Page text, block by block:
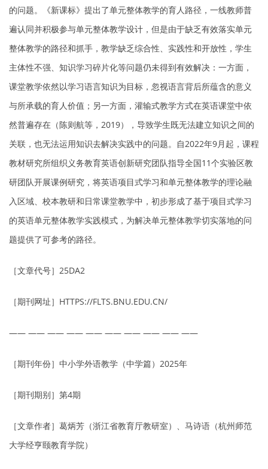
的问题。《新课标》提出了单元整体教学的育人路径，一线教师普
遍认同并积极参与单元整体教学设计，但是由于缺乏有效落实单元
整体教学的路径和抓手，教学缺乏综合性、实践性和开放性，学生
主体性不强、知识学习碎片化等问题仍未得到有效解决：一方面，
课堂教学依然以学习语言知识为目标，忽视语言背后所蕴含的意义
与所承载的育人价值；另一方面，灌输式教学方式在英语课堂中依
然普遍存在（陈则航等，2019），导致学生既无法建立知识之间的
关联，也无法运用知识去解决实践中的问题。自2022年9月起，课程
教材研究所组织义务教育英语创新研究团队指导全国11个实验区教
研团队开展课例研究，将英语项目式学习和单元整体教学的理论融
入区域、校本教研和日常课堂教学中，初步形成了基于项目式学习
的英语单元整体教学实践模式，为解决单元整体教学切实落地的问
题提供了可参考的路径。
［文章代号］25DA2
［期刊网址］HTTPS://FLTS.BNU.EDU.CN/
—— —— —— —— —— —— —— —— —— ——
［期刊年份］中小学外语教学（中学篇）2025年
［期刊期别］第4期
［文章作者］葛炳芳（浙江省教育厅教研室）、马诗语（杭州师范
大学经亨颐教育学院）